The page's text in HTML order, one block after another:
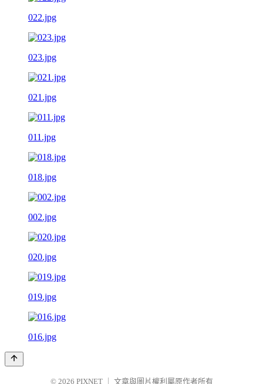
022.jpg
023.jpg
021.jpg
011.jpg
018.jpg
002.jpg
020.jpg
019.jpg
016.jpg
© 2026 PIXNET 文章與圖片權利屬原作者所有